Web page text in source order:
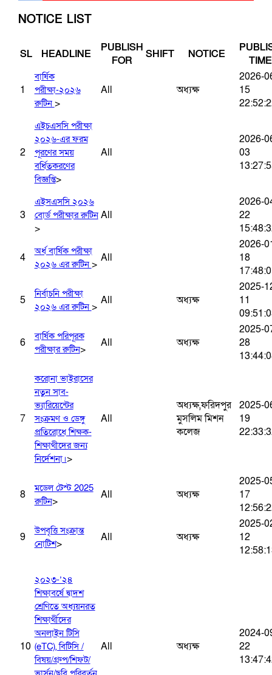
NOTICE LIST
SL HEADLINE
PUBLISH
FOR
SHIFT NOTICE
TIME
1
বার্ষিক
পরীক্ষা-২০২৬
রুটিন >
All অধ্যক্ষ
2026-
15
2
এইচএসসি পরীক্ষা
২০২৬-এর ফরম
পূরণের সময়
বর্ধিতকরণের
বিজ্ঞপ্তি>
All
2026-
03
3
এইসএসসি ২০২৬
বোর্ড পরীক্ষার রুটিন
>
All
2026-
22
4
অর্ধ বার্ষিক পরীক্ষা
২০২৬ এর রুটিন > All
2026-
18
5
নির্বাচনি পরীক্ষা
২০২৬ এর রুটিন > All অধ্যক্ষ
2025-
11
6
বার্ষিক পরিপূরক
পরীক্ষার রুটিন> All অধ্যক্ষ
2025-
28
7
করোনা ভাইরাসের
নতুন সাব-
ভ্যারিয়েন্টের
সংক্রমণ ও ডেঙ্গু
প্রতিরোধে শিক্ষক-
শিক্ষাথীদের জন্য
নির্দেশনা।>
All
অধ্যক্ষ,ফরিদপুর
মুসলিম মিশন
কলেজ
2025-
19
8
মডেল টেস্ট 2025
রুটিন> All অধ্যক্ষ
2025-
17
9
উপবৃত্তি সংক্রান্ত
নোটিশ> All অধ্যক্ষ
2025-
12
10
২০২৩-’২৪
শিক্ষাবর্ষে দ্বাদশ
শ্রেণিতে অধ্যয়নরত
শিক্ষার্থীদের
অনলাইন টিসি
(eTC), বিটিসি /
বিষয়/গ্রুপ/শিফট/
All অধ্যক্ষ
2024-
22